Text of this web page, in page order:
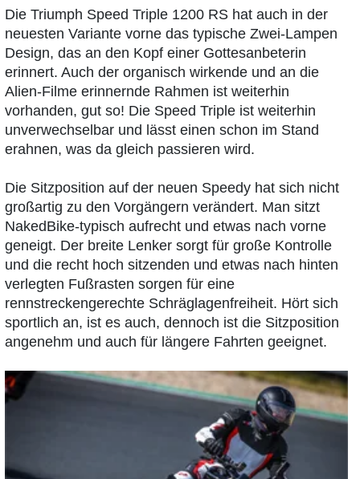
Die Triumph Speed Triple 1200 RS hat auch in der
neuesten Variante vorne das typische Zwei-Lampen
Design, das an den Kopf einer Gottesanbeterin
erinnert. Auch der organisch wirkende und an die
Alien-Filme erinnernde Rahmen ist weiterhin
vorhanden, gut so! Die Speed Triple ist weiterhin
unverwechselbar und lässt einen schon im Stand
erahnen, was da gleich passieren wird.
Die Sitzposition auf der neuen Speedy hat sich nicht
großartig zu den Vorgängern verändert. Man sitzt
NakedBike-typisch aufrecht und etwas nach vorne
geneigt. Der breite Lenker sorgt für große Kontrolle
und die recht hoch sitzenden und etwas nach hinten
verlegten Fußrasten sorgen für eine
rennstreckengerechte Schräglagenfreiheit. Hört sich
sportlich an, ist es auch, dennoch ist die Sitzposition
angenehm und auch für längere Fahrten geeignet.